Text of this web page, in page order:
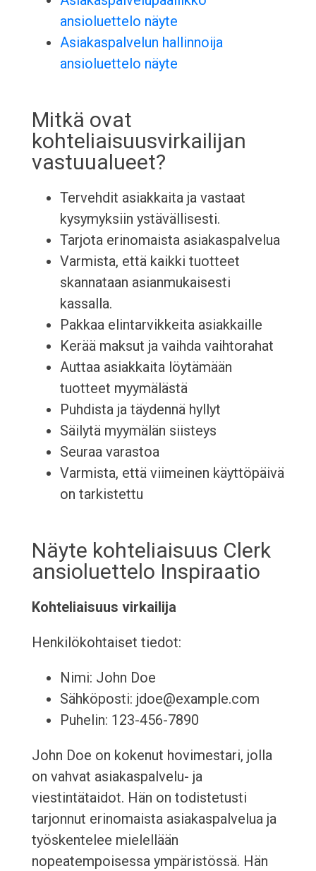
ansioluettelo näyte
Asiakaspalvelun hallinnoija
ansioluettelo näyte
Mitkä ovat
kohteliaisuusvirkailijan
vastuualueet?
Tervehdit asiakkaita ja vastaat
kysymyksiin ystävällisesti.
Tarjota erinomaista asiakaspalvelua
Varmista, että kaikki tuotteet
skannataan asianmukaisesti
kassalla.
Pakkaa elintarvikkeita asiakkaille
Kerää maksut ja vaihda vaihtorahat
Auttaa asiakkaita löytämään
tuotteet myymälästä
Puhdista ja täydennä hyllyt
Säilytä myymälän siisteys
Seuraa varastoa
Varmista, että viimeinen käyttöpäivä
on tarkistettu
Näyte kohteliaisuus Clerk
ansioluettelo Inspiraatio
Kohteliaisuus virkailija
Henkilökohtaiset tiedot:
Nimi: John Doe
Sähköposti: jdoe@example.com
Puhelin: 123-456-7890
John Doe on kokenut hovimestari, jolla
on vahvat asiakaspalvelu- ja
viestintätaidot. Hän on todistetusti
tarjonnut erinomaista asiakaspalvelua ja
työskentelee mielellään
nopeatempoisessa ympäristössä. Hän